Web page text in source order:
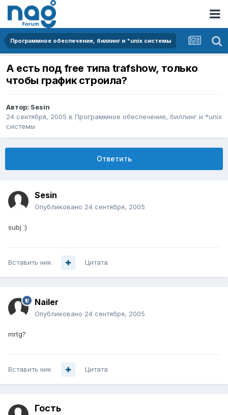
Программное обеспечение, биллинг и *unix системы
А есть под free типа trafshow, только
чтобы график строила?
Автор: Sesin
24 сентября, 2005 в Программное обеспечение, биллинг и *unix
системы
Ответить
Sesin
Опубликовано 24 сентября, 2005
subj :)
Вставить ник Цитата
Nailer
Опубликовано 24 сентября, 2005
mrtg?
Вставить ник Цитата
Гость